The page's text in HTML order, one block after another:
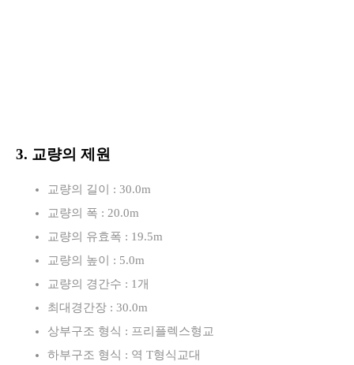
3. 교량의 제원
교량의 길이 : 30.0m
교량의 폭 : 20.0m
교량의 유효폭 : 19.5m
교량의 높이 : 5.0m
교량의 경간수 : 1개
최대경간장 : 30.0m
상부구조 형식 : 프리플렉스형교
하부구조 형식 : 역 T형식교대